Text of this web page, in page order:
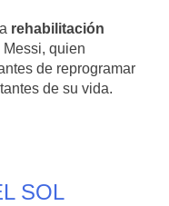
rehabilitación
quien
de reprogramar
de su vida.
SOL